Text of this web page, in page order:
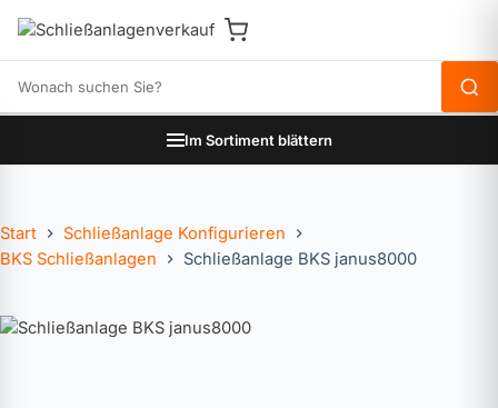
Im Sortiment blättern
Start
Schließanlage Konfigurieren
BKS Schließanlagen
Schließanlage BKS janus8000